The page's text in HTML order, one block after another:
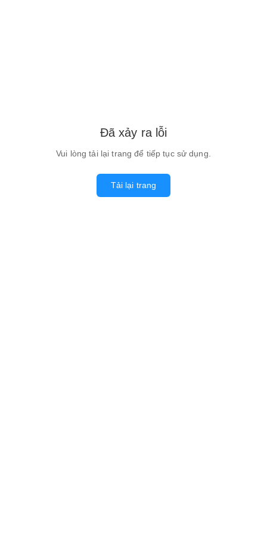
Đã xảy ra lỗi
Vui lòng tải lại trang để tiếp tục sử dụng.
Tải lại trang